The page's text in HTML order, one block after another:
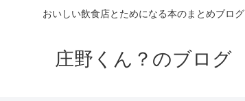
おいしい飲食店とためになる本のまとめブログ
庄野くん？のブログ